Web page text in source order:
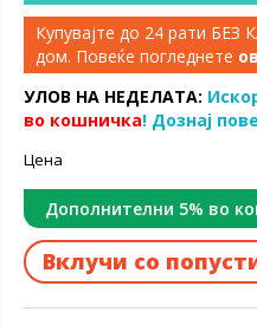
Купувајте до 24 рати
дом. Повеќе погледнете
УЛОВ НА НЕДЕЛАТА:
во кошничка! Дознај
Цена
Дополнителни 5% во
Вклучи со